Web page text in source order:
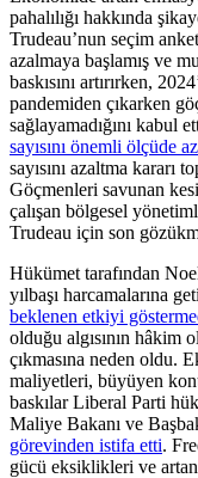
pahalılığı hakkında
Trudeau’nun seçim
azalmaya başlamış ve
baskısını artırırken,
pandemiden çıkarken
sağlayamadığını kabul
sayısını önemli ölçüde
sayısını azaltma kararı
Göçmenleri savunan
çalışan bölgesel
Trudeau için son
Hükümet tarafından
yılbaşı harcamalarına
beklenen etkiyi
olduğu algısının hâkim
çıkmasına neden oldu.
maliyetleri, büyüyen
baskılar Liberal Parti
Maliye Bakanı ve
görevinden istifa etti.
gücü eksiklikleri ve